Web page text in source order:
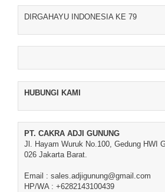
DIRGAHAYU INDONESIA KE 79
HUBUNGI KAMI
PT. CAKRA ADJI GUNUNG
Jl. Hayam Wuruk No.100, Gedung HWI
026 Jakarta Barat.
Email : sales.adjigunung@gmail.com
HP/WA : +6282143100439